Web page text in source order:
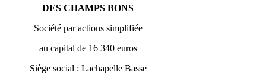
DES CHAMPS BONS
Société par actions simplifiée
au capital de 16 340 euros
Siège social : Lachapelle Basse